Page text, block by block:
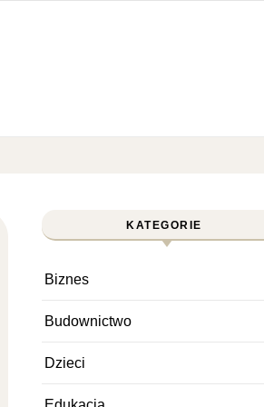
KATEGORIE
Biznes
Budownictwo
Dzieci